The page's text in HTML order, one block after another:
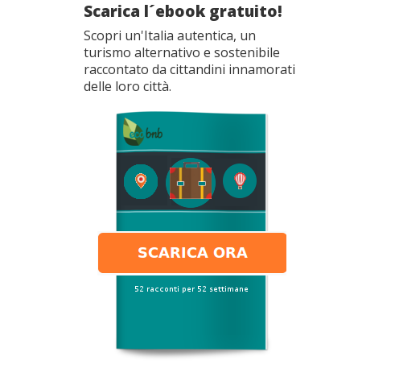
Scarica l´ebook gratuito!
Scopri un'Italia autentica, un
turismo alternativo e sostenibile
raccontato da cittandini innamorati
delle loro città.